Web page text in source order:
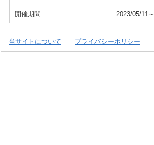
開催期間 2023/05/11
当サイトについて プライバシーポリシー